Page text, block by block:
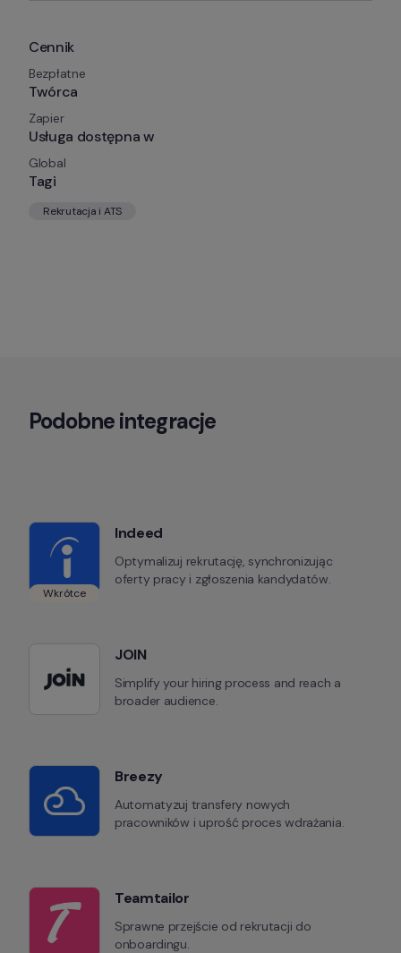
Cennik
Bezpłatne
Twórca
Zapier
Usługa dostępna w
Global
Tagi
Rekrutacja i ATS
Podobne integracje
Wkrótce
Indeed
Optymalizuj rekrutację, synchronizując
oferty pracy i zgłoszenia kandydatów.
JOIN
Simplify your hiring process and reach a
broader audience.
Breezy
Automatyzuj transfery nowych
pracowników i uprość proces wdrażania.
Teamtailor
Sprawne przejście od rekrutacji do
onboardingu.